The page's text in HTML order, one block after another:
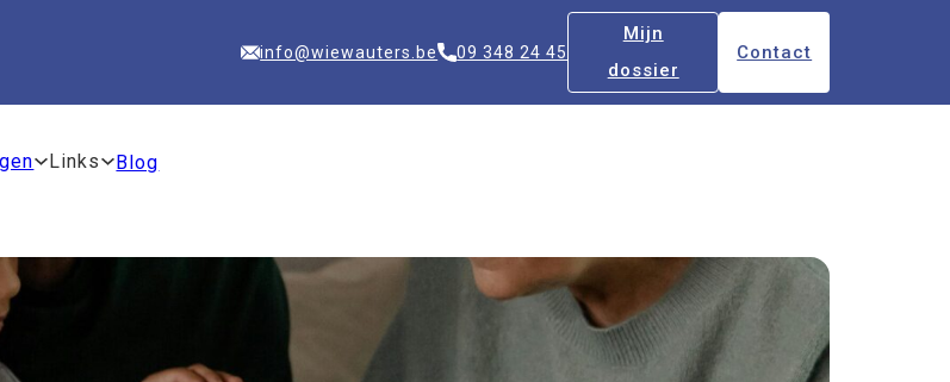
info@wiewauters.be 09 348 24 45
Mijn
dossier
Contact
Links Blog